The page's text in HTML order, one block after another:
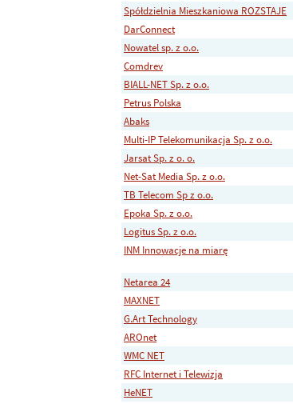
Spółdzielnia Mieszkaniowa ROZSTAJE
DarConnect
Nowatel sp. z o.o.
Comdrev
BIALL-NET Sp. z o.o.
Petrus Polska
Abaks
Multi-IP Telekomunikacja Sp. z o.o.
Jarsat Sp. z o. o.
Net-Sat Media Sp. z o.o.
TB Telecom Sp z o.o.
Epoka Sp. z o.o.
Logitus Sp. z o.o.
INM Innowacje na miarę
Netarea 24
MAXNET
G.Art Technology
AROnet
WMC NET
RFC Internet i Telewizja
HeNET